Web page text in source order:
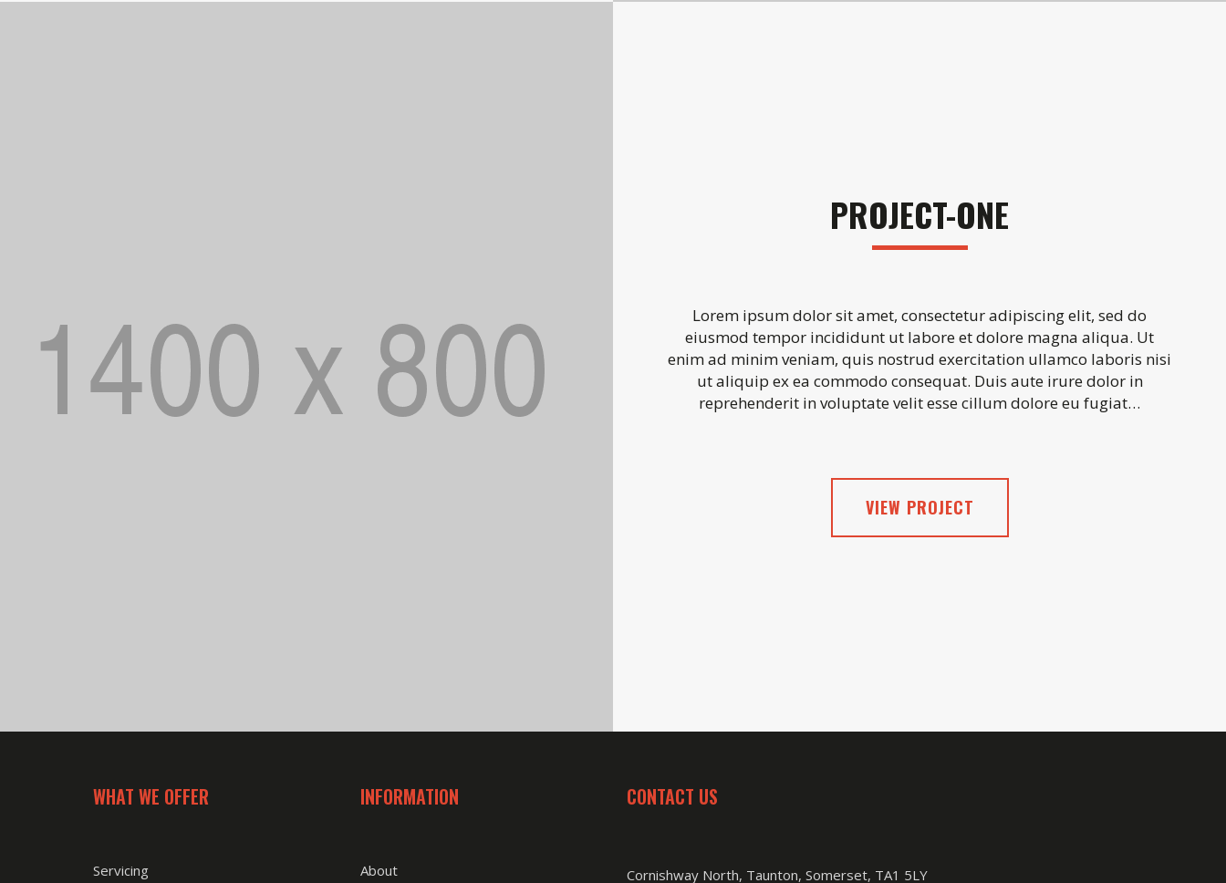
PROJECT-ONE
Lorem ipsum dolor sit amet, consectetur adipiscing elit, sed do
eiusmod tempor incididunt ut labore et dolore magna aliqua. Ut
enim ad minim veniam, quis nostrud exercitation ullamco laboris nisi
ut aliquip ex ea commodo consequat. Duis aute irure dolor in
reprehenderit in voluptate velit esse cillum dolore eu fugiat…
VIEW PROJECT
WHAT WE OFFER
Servicing
INFORMATION
About
CONTACT US
Cornishway North, Taunton, Somerset, TA1 5LY